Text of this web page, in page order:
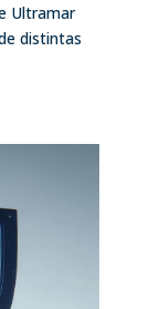
Ultramar
distintas